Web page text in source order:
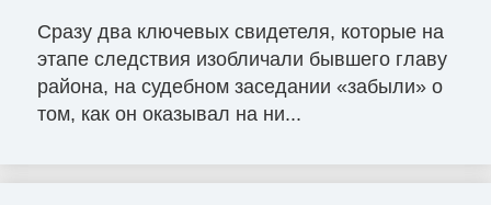
Сразу два ключевых свидетеля, которые на
этапе следствия изобличали бывшего главу
района, на судебном заседании «забыли» о
том, как он оказывал на ни...